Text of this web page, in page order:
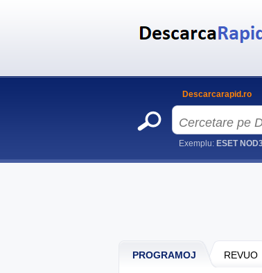
PROGRAMOJ REVUO
Descarcarapid.ro
Exemplu: ESET